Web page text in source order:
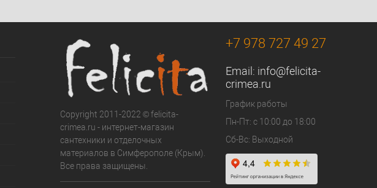
Copyright 2011-2022 © felicita-
crimea.ru - интернет-магазин
сантехники и отделочных
материалов в Симферополе (Крым).
Все права защищены.
+7 978 727 49 27
Email: info@felicita-
crimea.ru
График работы
Пн-Пт: с 10:00 до 18:00
Сб-Вс: Выходной